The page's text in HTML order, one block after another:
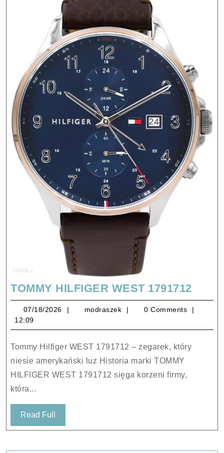
TOMMY HILFIGER WEST 1791712
WEST
07/18/2026 07/18/2026
modraszek modraszek
0 Comments
12:09
Tommy Hilfiger WEST 1791712 – zegarek, który
niesie amerykański luz Historia marki TOMMY
HILFIGER WEST 1791712 sięga korzeni firmy,
która...
Read Full
Full